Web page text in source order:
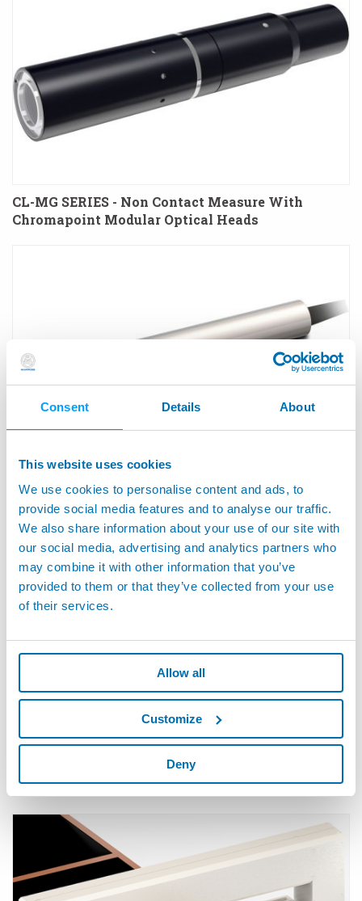
Consent Details About
This website uses cookies
We use cookies to personalise content and ads, to
provide social media features and to analyse our traffic.
We also share information about your use of our site with
our social media, advertising and analytics partners who
may combine it with other information that you’ve
provided to them or that they’ve collected from your use
of their services.
Allow all
Customize
Deny
CL-MG SERIES - Non Contact Measure With
Chromapoint Modular Optical Heads
ENDO SERIES - Non Contact Measure With
Chromapoint Miniature Optical Heads
P3CF™ - Medición híbrida con contacto/sin
contacto con tecnología confocal cromática